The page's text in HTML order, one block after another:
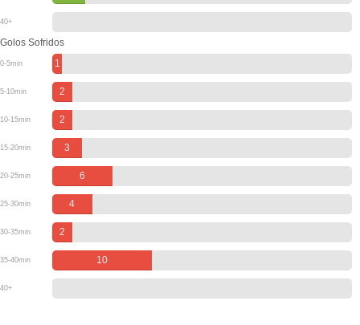
40+
Golos Sofridos
0-5min 1
5-10min 2
10-15min 2
15-20min 3
20-25min 6
25-30min 4
30-35min 2
35-40min 10
40+